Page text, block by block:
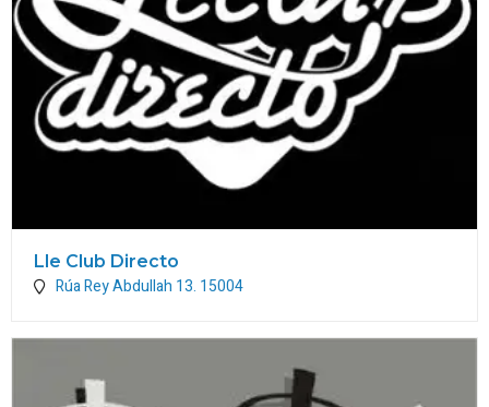
Lle Club Directo
Rúa Rey Abdullah 13. 15004